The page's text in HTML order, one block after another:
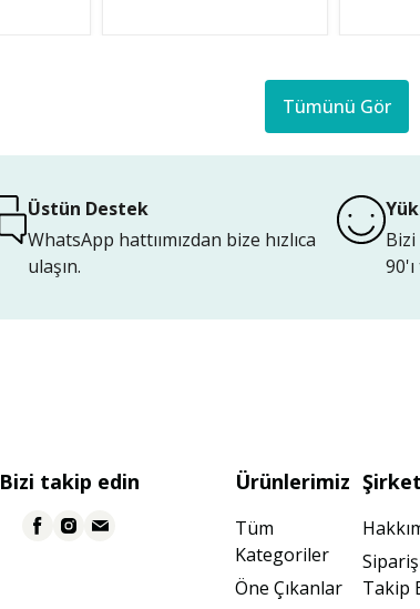
Tümünü Gör
Üstün Destek
WhatsApp hattıımızdan bize hızlıca
ulaşın.
Bizi takip edin Ürünlerimiz
Tüm
Kategoriler
Öne Çıkanlar
Takip